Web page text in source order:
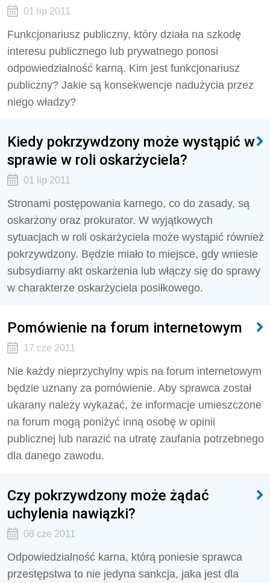
01 lip 2011
Funkcjonariusz publiczny, który działa na szkodę
interesu publicznego lub prywatnego ponosi
odpowiedzialność karną. Kim jest funkcjonariusz
publiczny? Jakie są konsekwencje nadużycia przez
niego władzy?
Kiedy pokrzywdzony może wystąpić w
sprawie w roli oskarżyciela?
01 lip 2011
Stronami postępowania karnego, co do zasady, są
oskarżony oraz prokurator. W wyjątkowych
sytuacjach w roli oskarżyciela może wystąpić również
pokrzywdzony. Będzie miało to miejsce, gdy wniesie
subsydiarny akt oskarżenia lub włączy się do sprawy
w charakterze oskarżyciela posiłkowego.
Pomówienie na forum internetowym
17 cze 2011
Nie każdy nieprzychylny wpis na forum internetowym
będzie uznany za pomówienie. Aby sprawca został
ukarany należy wykazać, że informacje umieszczone
na forum mogą poniżyć inną osobę w opinii
publicznej lub narazić na utratę zaufania potrzebnego
dla danego zawodu.
Czy pokrzywdzony może żądać
uchylenia nawiązki?
08 cze 2011
Odpowiedzialność karna, którą poniesie sprawca
przestępstwa to nie jedyna sankcja, jaka jest dla